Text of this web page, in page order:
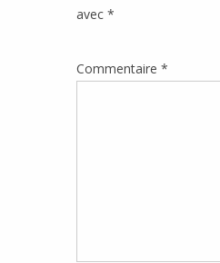
avec *
Commentaire *